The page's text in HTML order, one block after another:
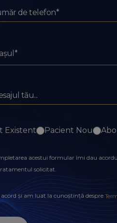
Existent Pacient Nou
acestui formular îmi dau
solicitat.
acord și am luat la cunoștință despre